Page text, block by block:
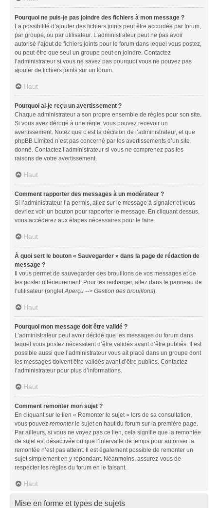
Pourquoi ne puis-je pas joindre des fichiers à mon message ?
La possibilité d’ajouter des fichiers joints peut être accordée par forum,
par groupe, ou par utilisateur. L’administrateur peut ne pas avoir
autorisé l’ajout de fichiers joints pour le forum dans lequel vous postez,
ou peut-être que seul un groupe peut en joindre. Contactez
l’administrateur si vous ne savez pas pourquoi vous ne pouvez pas
ajouter de fichiers joints sur un forum.
Haut
Pourquoi ai-je reçu un avertissement ?
Chaque administrateur a son propre ensemble de règles pour son site.
Si vous avez dérogé à une règle, vous pouvez recevoir un
avertissement. Notez que c’est la décision de l’administrateur, et que
phpBB Limited n’est pas concerné par les avertissements d’un site
donné. Contactez l’administrateur si vous ne comprenez pas les
raisons de votre avertissement.
Haut
Comment rapporter des messages à un modérateur ?
Si l’administrateur l’a permis, allez sur le message à signaler et vous
devriez voir un bouton pour rapporter le message. En cliquant dessus,
vous accéderez aux étapes nécessaires pour le faire.
Haut
À quoi sert le bouton « Sauvegarder » dans la page de rédaction de
message ?
Il vous permet de sauvegarder des brouillons de vos messages et de
les poster ultérieurement. Pour les recharger, allez dans le panneau de
l’utilisateur (ongletAperçu --> Gestion des brouillons).
Haut
Pourquoi mon message doit être validé ?
L’administrateur peut avoir décidé que les messages du forum dans
lequel vous postez nécessitent d’être validés avant d’être publiés. Il est
possible aussi que l’administrateur vous ait placé dans un groupe dont
les messages doivent être validés avant d’être publiés. Contactez
l’administrateur pour plus d’informations.
Haut
Comment remonter mon sujet ?
En cliquant sur le lien « Remonter le sujet » lors de sa consultation,
vous pouvez remonterle sujet en haut du forum sur la première page.
Par ailleurs, si vous ne voyez pas ce lien, cela signifie que la remontée
de sujet est désactivée ou que l’intervalle de temps pour autoriser la
remontée n’est pas atteint. Il est également possible de remonter un
sujet simplement en y répondant. Néanmoins, assurez-vous de
respecter les règles du forum en le faisant.
Haut
Mise en forme et types de sujets